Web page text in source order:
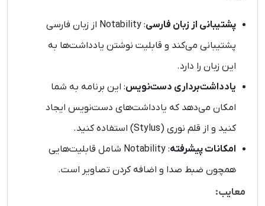
پشتیبانی از زبان فارسی
: Notability از زبان فارسی
پشتیبانی می‌کند و قابلیت نوشتن یادداشت‌ها به
این زبان را دارد.
یادداشت‌برداری دست‌نویس: این برنامه به شما
امکان می‌دهد که یادداشت‌های دست‌نویس ایجاد
کنید و از قلم نوری (Stylus) استفاده کنید.
امکانات پیشرفته
: Notability شامل قابلیت‌هایی
همچون ضبط صدا و اضافه کردن تصاویر است.
معایب: